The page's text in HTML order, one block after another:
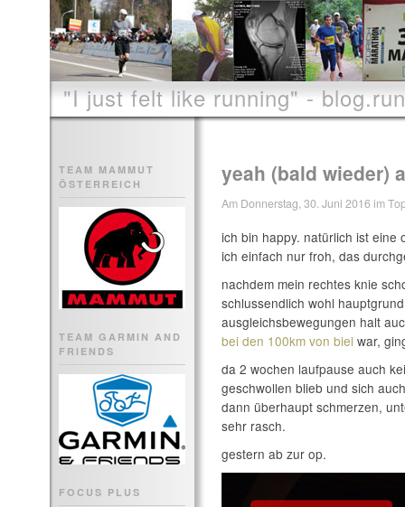
"I just felt like running" -
TEAM MAMMUT
ÖSTERREICH
TEAM GARMIN AND
FRIENDS
FOCUS PLUS
yeah (bald wieder)
Am Donnerstag, 30. Juni 2016 im
ich bin happy. natürlich ist eine
ich einfach nur froh, das
nachdem mein rechtes knie
schlussendlich wohl
ausgleichsbewegungen halt
bei den 100km von biel war,
da 2 wochen laufpause auch
geschwollen blieb und sich
dann überhaupt schmerzen,
sehr rasch.
gestern ab zur op.